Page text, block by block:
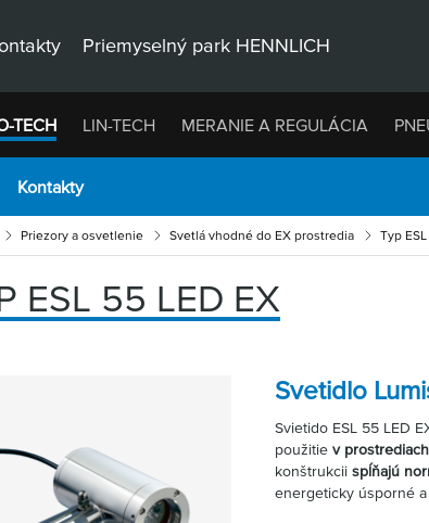
Priemyselný park HENNLICH
TECH LIN-TECH MERANIE A REGULÁCIA
Kontakty
Priezory a osvetlenie Svetlá vhodné do EX prostredia Typ
ESL 55 LED EX
Svetidlo
Svietido ESL 55 LED
použitie v
konštrukcii spĺňajú
energeticky úsporné